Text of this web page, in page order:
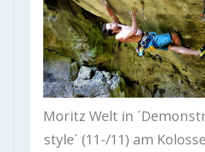
Moritz Welt in
style´ (11-/11) am